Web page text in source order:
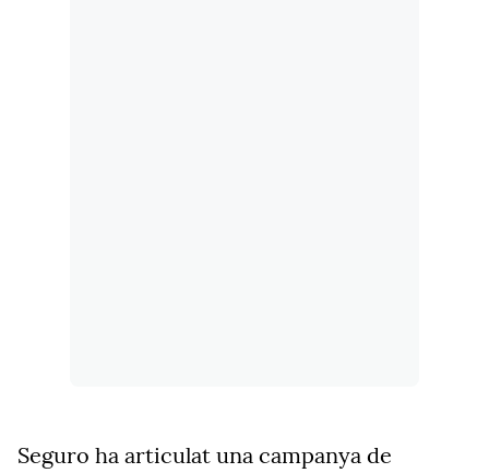
Seguro ha articulat una campanya de